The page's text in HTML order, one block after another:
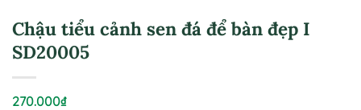
Chậu tiểu cảnh sen đá để bàn đẹp I
SD20005
270.000₫